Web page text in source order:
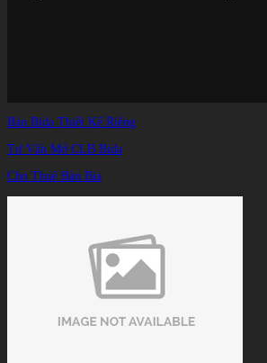
Bàn Bida Thiết Kế Riêng
Tư Vấn Mở CLB Bida
Cho Thuê Bàn Bia